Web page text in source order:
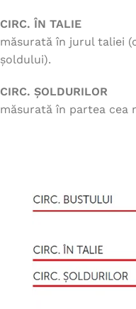
CIRC. ÎN TALIE
măsurată în jurul taliei
șoldului).
CIRC. ȘOLDURILOR
măsurată în partea cea